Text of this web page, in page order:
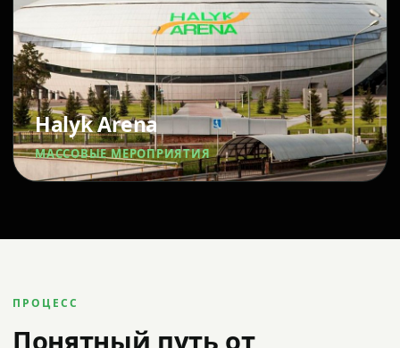
Halyk Arena
МАССОВЫЕ МЕРОПРИЯТИЯ
ПРОЦЕСС
Понятный путь от